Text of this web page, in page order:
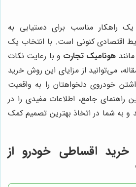
راهکار مناسب برای دستیابی به
اقتصادی کنونی است. با انتخاب یک
هونامیک تجارت و با رعایت نکات
می‌توانید از مزایای این روش خرید
خودروی دلخواهتان را به واقعیت
راهنمای جامع، اطلاعات مفیدی را در
و به شما در اتخاذ بهترین تصمیم کمک
خرید اقساطی خودرو از